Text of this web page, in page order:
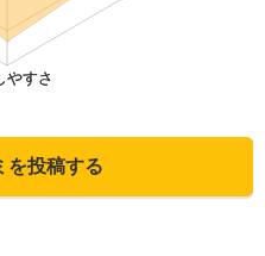
を投稿する